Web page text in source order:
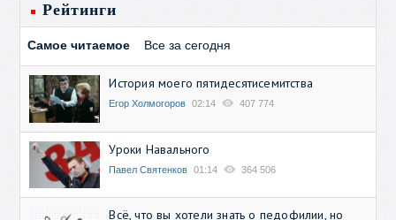
Рейтинги
Самое читаемое Все за сегодня
История моего пятидесятисемитства
Егор Холмогоров 02:14 407 774
Уроки Навального
Павел Святенков 01:14 364 506
Всё, что вы хотели знать о педофилии, но